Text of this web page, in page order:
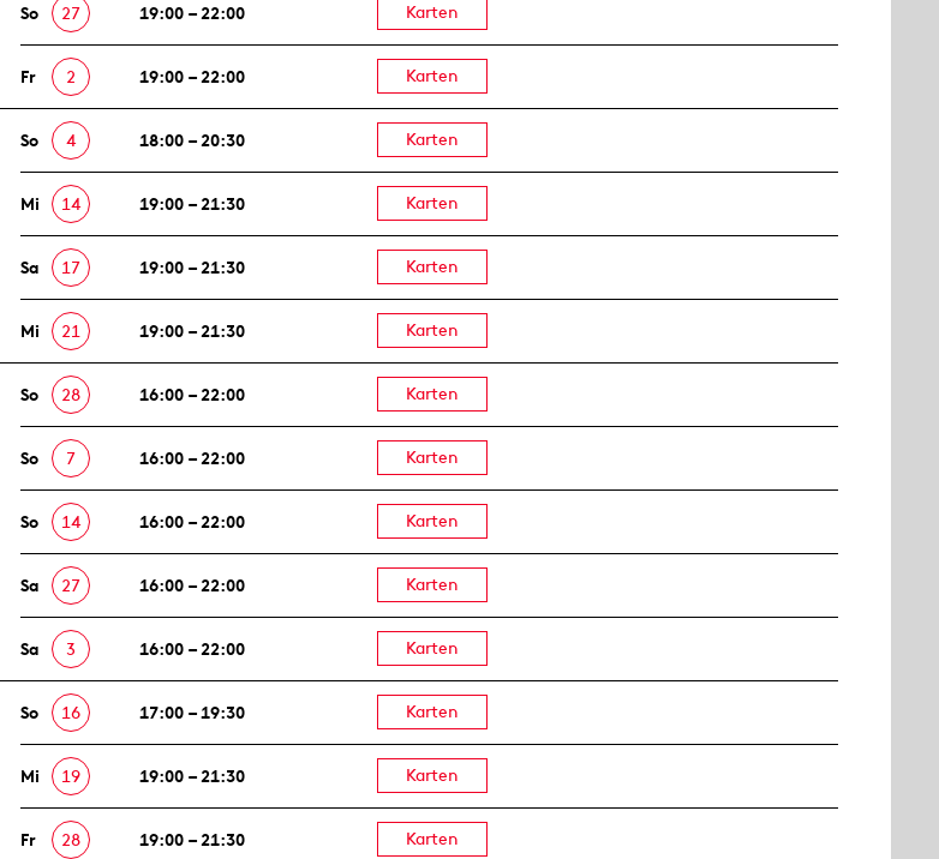
So 27 19:00 – 22:00 Karten
Fr 2 19:00 – 22:00 Karten
So 4 18:00 – 20:30 Karten
Mi 14 19:00 – 21:30 Karten
Sa 17 19:00 – 21:30 Karten
Mi 21 19:00 – 21:30 Karten
So 28 16:00 – 22:00 Karten
So 7 16:00 – 22:00 Karten
So 14 16:00 – 22:00 Karten
Sa 27 16:00 – 22:00 Karten
Sa 3 16:00 – 22:00 Karten
So 16 17:00 – 19:30 Karten
Mi 19 19:00 – 21:30 Karten
Fr 28 19:00 – 21:30 Karten